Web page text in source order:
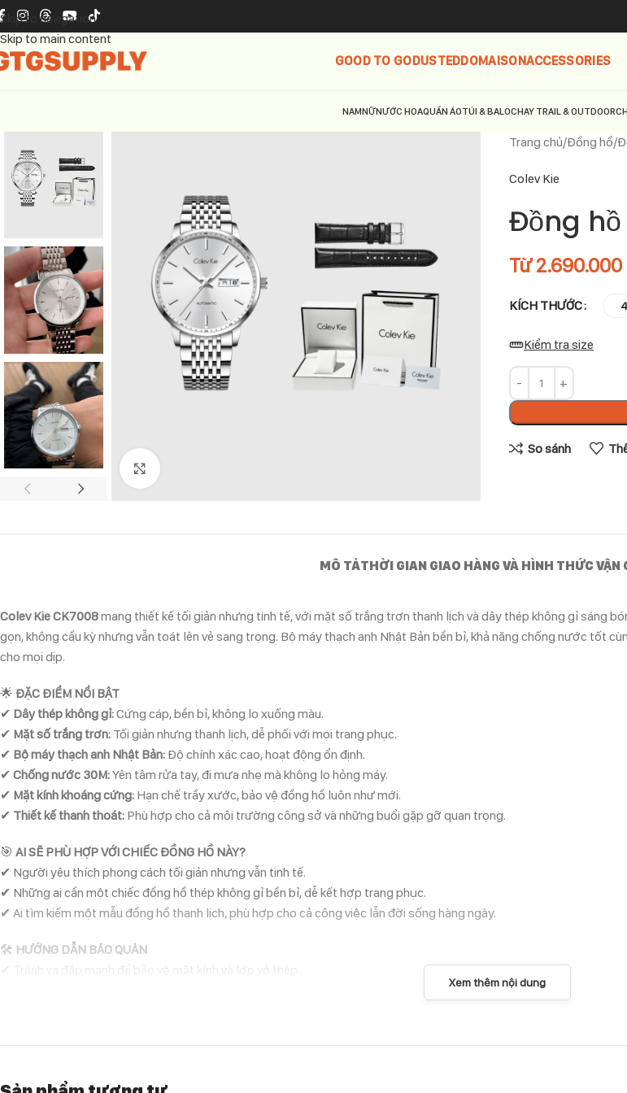
Skip to navigation
Skip to main content
GOOD TO GODUSTEDDOMAISONACCESSORIES
NAMNỮNƯỚC HOAQUẦN ÁOTÚI & BALOCHẠY TRAIL & OUTDOOR
Trang chủ Đồng hồ
Colev Kie
Đồng
Từ2.690.000
KÍCH THƯỚC
Kiểm tra size
So sánh
MÔ TẢTHỜI GIAN GIAO HÀNG VÀ HÌNH THỨC VẬN
Colev Kie CK7008mang thiết kế tối giản nhưng tinh tế, với mặt số trắng trơn thanh lịch và dây thép không gỉ sáng
gọn, không cầu kỳ nhưng vẫn toát lên vẻ sang trọng. Bộ máy thạch anh Nhật Bản bền bỉ, khả năng chống nước tốt
cho mọi dịp.
🌟 ĐẶC ĐIỂM NỔI BẬT
✔ Dây thép không gỉ:Cứng cáp, bền bỉ, không lo xuống màu.
✔ Mặt số trắng trơn: Tối giản nhưng thanh lịch, dễ phối với mọi trang phục.
✔ Bộ máy thạch anh Nhật Bản: Độ chính xác cao, hoạt động ổn định.
✔ Chống nước 30M:Yên tâm rửa tay, đi mưa nhẹ mà không lo hỏng máy.
✔ Mặt kính khoáng cứng: Hạn chế trầy xước, bảo vệ đồng hồ luôn như mới.
✔ Thiết kế thanh thoát: Phù hợp cho cả môi trường công sở và những buổi gặp gỡ quan trọng.
🎯 AI SẼ PHÙ HỢP VỚI CHIẾC ĐỒNG HỒ NÀY?
✔ Người yêu thích phong cách tối giản nhưng vẫn tinh tế.
✔ Những ai cần một chiếc đồng hồ thép không gỉ bền bỉ, dễ kết hợp trang phục.
✔ Ai tìm kiếm một mẫu đồng hồ thanh lịch, phù hợp cho cả công việc lẫn đời sống hàng ngày.
🛠 HƯỚNG DẪN BẢO QUẢN
✔ Tránh va đập mạnh để bảo vệ mặt kính và lớp vỏ thép.
Xem thêm nội dung